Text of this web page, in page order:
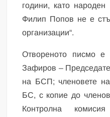
години, като
Филип Попов не е
организации“.
Отвореното писмо е
Зафиров –
на БСП; членовете
БС, с копие до
Контролна